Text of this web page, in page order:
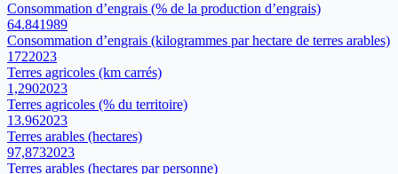
Consommation d’engrais (% de la production d’engrais)
64.841989
Consommation d’engrais (kilogrammes par hectare de terres arables)
1722023
Terres agricoles (km carrés)
1,2902023
Terres agricoles (% du territoire)
13.962023
Terres arables (hectares)
97,8732023
Terres arables (hectares par personne)